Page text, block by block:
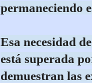
permaneciendo
Esa necesidad
está superada
demuestran las